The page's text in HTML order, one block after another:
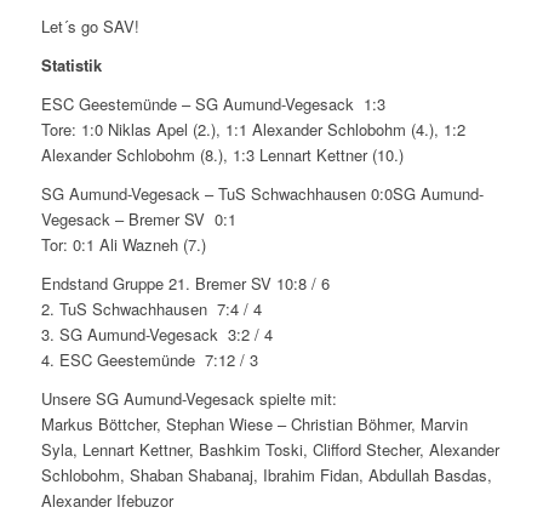
Let´s go SAV!
Statistik
ESC Geestemünde – SG Aumund-Vegesack 1:3
Tore: 1:0 Niklas Apel (2.), 1:1 Alexander Schlobohm (4.), 1:2
Alexander Schlobohm (8.), 1:3 Lennart Kettner (10.)
SG Aumund-Vegesack – TuS Schwachhausen 0:0SG Aumund-
Vegesack – Bremer SV 0:1
Tor: 0:1 Ali Wazneh (7.)
Endstand Gruppe 21. Bremer SV 10:8 / 6
2. TuS Schwachhausen 7:4 / 4
3. SG Aumund-Vegesack 3:2 / 4
4. ESC Geestemünde 7:12 / 3
Unsere SG Aumund-Vegesack spielte mit:
Markus Böttcher, Stephan Wiese – Christian Böhmer, Marvin
Syla, Lennart Kettner, Bashkim Toski, Clifford Stecher, Alexander
Schlobohm, Shaban Shabanaj, Ibrahim Fidan, Abdullah Basdas,
Alexander Ifebuzor